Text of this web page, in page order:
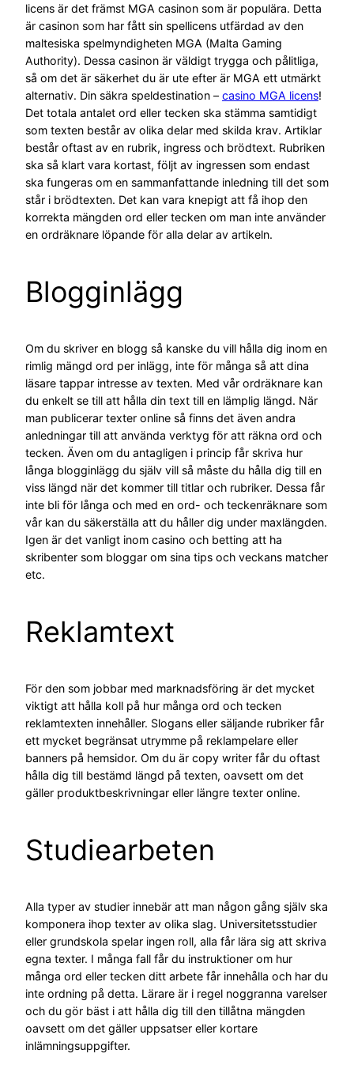
licens är det främst MGA casinon som är populära. Detta
är casinon som har fått sin spellicens utfärdad av den
maltesiska spelmyndigheten MGA (Malta Gaming
Authority). Dessa casinon är väldigt trygga och pålitliga,
så om det är säkerhet du är ute efter är MGA ett utmärkt
alternativ. Din säkra speldestination –casino MGA licens!
Det totala antalet ord eller tecken ska stämma samtidigt
som texten består av olika delar med skilda krav. Artiklar
består oftast av en rubrik, ingress och brödtext. Rubriken
ska så klart vara kortast, följt av ingressen som endast
ska fungeras om en sammanfattande inledning till det som
står i brödtexten. Det kan vara knepigt att få ihop den
korrekta mängden ord eller tecken om man inte använder
en ordräknare löpande för alla delar av artikeln.
Blogginlägg
Om du skriver en blogg så kanske du vill hålla dig inom en
rimlig mängd ord per inlägg, inte för många så att dina
läsare tappar intresse av texten. Med vår ordräknare kan
du enkelt se till att hålla din text till en lämplig längd. När
man publicerar texter online så finns det även andra
anledningar till att använda verktyg för att räkna ord och
tecken. Även om du antagligen i princip får skriva hur
långa blogginlägg du själv vill så måste du hålla dig till en
viss längd när det kommer till titlar och rubriker. Dessa får
inte bli för långa och med en ord- och teckenräknare som
vår kan du säkerställa att du håller dig under maxlängden.
Igen är det vanligt inom casino och betting att ha
skribenter som bloggar om sina tips och veckans matcher
etc.
Reklamtext
För den som jobbar med marknadsföring är det mycket
viktigt att hålla koll på hur många ord och tecken
reklamtexten innehåller. Slogans eller säljande rubriker får
ett mycket begränsat utrymme på reklampelare eller
banners på hemsidor. Om du är copy writer får du oftast
hålla dig till bestämd längd på texten, oavsett om det
gäller produktbeskrivningar eller längre texter online.
Studiearbeten
Alla typer av studier innebär att man någon gång själv ska
komponera ihop texter av olika slag. Universitetsstudier
eller grundskola spelar ingen roll, alla får lära sig att skriva
egna texter. I många fall får du instruktioner om hur
många ord eller tecken ditt arbete får innehålla och har du
inte ordning på detta. Lärare är i regel noggranna varelser
och du gör bäst i att hålla dig till den tillåtna mängden
oavsett om det gäller uppsatser eller kortare
inlämningsuppgifter.